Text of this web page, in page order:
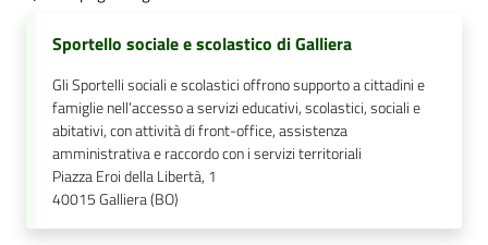
Sportello sociale e scolastico di Galliera
Gli Sportelli sociali e scolastici offrono supporto a cittadini e
famiglie nell’accesso a servizi educativi, scolastici, sociali e
abitativi, con attività di front-office, assistenza
amministrativa e raccordo con i servizi territoriali
Piazza Eroi della Libertà, 1
40015Galliera (BO)